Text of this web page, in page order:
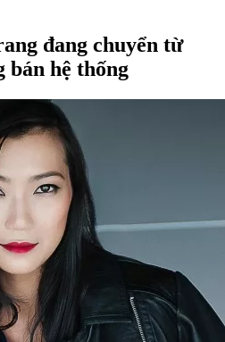
đang chuyển từ
bán hệ thống